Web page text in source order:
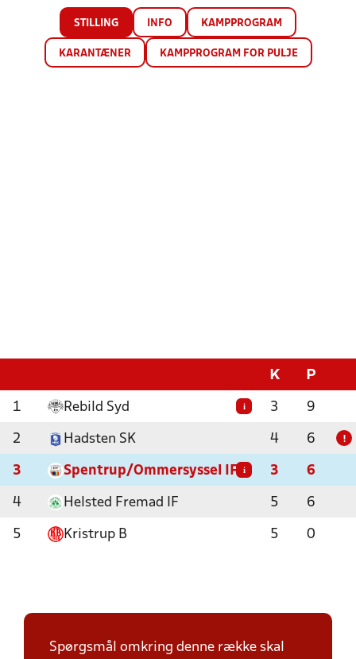
STILLING INFO KAMPPROGRAM
KARANTÆNER KAMPPROGRAM FOR PULJE
K P
1 Rebild Syd i 3 9
2 Hadsten SK 4 6 !
3 Spentrup/Ommersyssel IF i 3 6
4 Helsted Fremad IF 5 6
5 Kristrup B 5 0
Spørgsmål omkring denne række skal